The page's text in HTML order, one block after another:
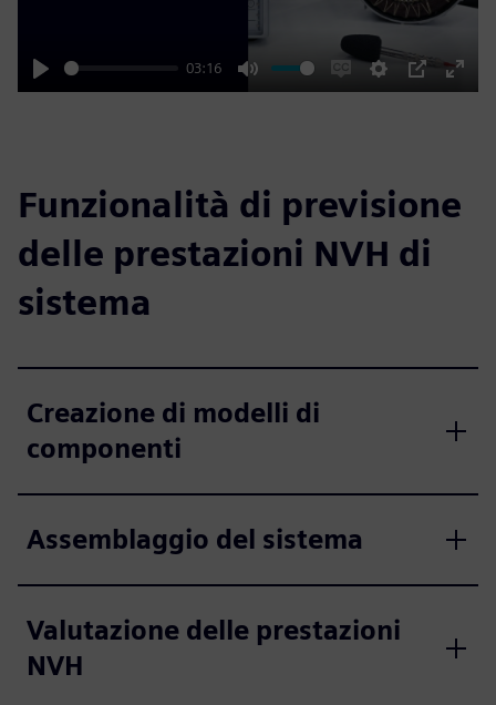
Play
03:16
Mute
EnableSettings
PIP
Enter
Funzionalità di previsione
delle prestazioni NVH di
sistema
Creazione di modelli di
componenti
Assemblaggio del sistema
Valutazione delle prestazioni
NVH